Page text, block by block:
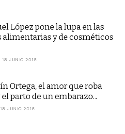
López pone la lupa en las
y de cosméticos
18 JUNIO 2016
Ortega, el amor que roba
parto de un embarazo...
18 JUNIO 2016